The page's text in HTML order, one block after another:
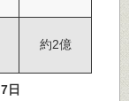
約2億
日